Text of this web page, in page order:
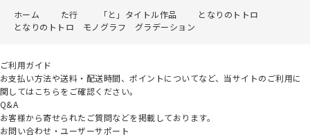
ホーム
た行 「と」タイトル作品
となりのトトロ
となりのトトロ モノグラフ グラデーション
ご利用ガイド
お支払い方法や送料・配送時間、ポイントについてなど、当サイトのご利用に
関してはこちらをご確認ください。
Q&A
お客様から寄せられたご質問などを掲載しております。
お問い合わせ・ユーザーサポート